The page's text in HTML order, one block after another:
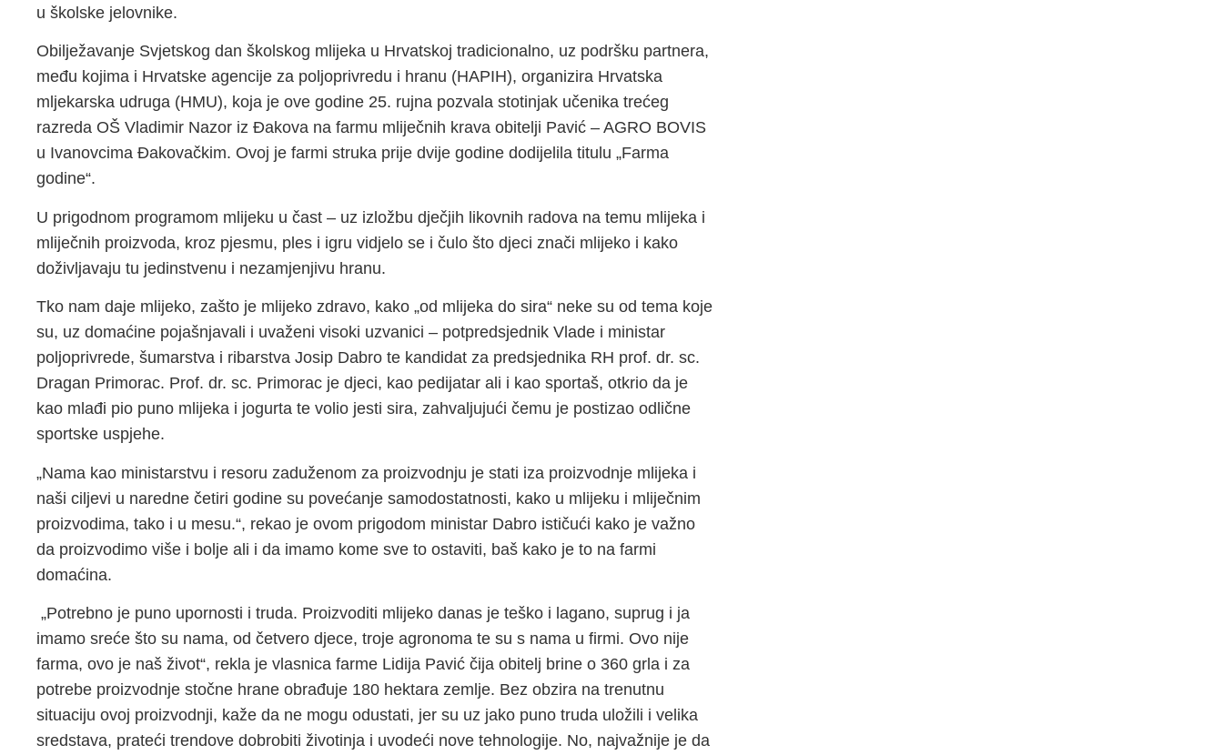
u školske jelovnike.
Obilježavanje Svjetskog dan školskog mlijeka u Hrvatskoj tradicionalno, uz podršku partnera,
među kojima i Hrvatske agencije za poljoprivredu i hranu (HAPIH), organizira Hrvatska
mljekarska udruga (HMU), koja je ove godine 25. rujna pozvala stotinjak učenika trećeg
razreda OŠ Vladimir Nazor iz Đakova na farmu mliječnih krava obitelji Pavić – AGRO BOVIS
u Ivanovcima Đakovačkim. Ovoj je farmi struka prije dvije godine dodijelila titulu „Farma
godine“.
U prigodnom programom mlijeku u čast – uz izložbu dječjih likovnih radova na temu mlijeka i
mliječnih proizvoda, kroz pjesmu, ples i igru vidjelo se i čulo što djeci znači mlijeko i kako
doživljavaju tu jedinstvenu i nezamjenjivu hranu.
Tko nam daje mlijeko, zašto je mlijeko zdravo, kako „od mlijeka do sira“ neke su od tema koje
su, uz domaćine pojašnjavali i uvaženi visoki uzvanici – potpredsjednik Vlade i ministar
poljoprivrede, šumarstva i ribarstva Josip Dabro te kandidat za predsjednika RH prof. dr. sc.
Dragan Primorac. Prof. dr. sc. Primorac je djeci, kao pedijatar ali i kao sportaš, otkrio da je
kao mlađi pio puno mlijeka i jogurta te volio jesti sira, zahvaljujući čemu je postizao odlične
sportske uspjehe.
„Nama kao ministarstvu i resoru zaduženom za proizvodnju je stati iza proizvodnje mlijeka i
naši ciljevi u naredne četiri godine su povećanje samodostatnosti, kako u mlijeku i mliječnim
proizvodima, tako i u mesu.“, rekao je ovom prigodom ministar Dabro ističući kako je važno
da proizvodimo više i bolje ali i da imamo kome sve to ostaviti, baš kako je to na farmi
domaćina.
„Potrebno je puno upornosti i truda. Proizvoditi mlijeko danas je teško i lagano, suprug i ja
imamo sreće što su nama, od četvero djece, troje agronoma te su s nama u firmi. Ovo nije
farma, ovo je naš život“, rekla je vlasnica farme Lidija Pavić čija obitelj brine o 360 grla i za
potrebe proizvodnje stočne hrane obrađuje 180 hektara zemlje. Bez obzira na trenutnu
situaciju ovoj proizvodnji, kaže da ne mogu odustati, jer su uz jako puno truda uložili i velika
sredstava, prateći trendove dobrobiti životinja i uvodeći nove tehnologije. No, najvažnije je da